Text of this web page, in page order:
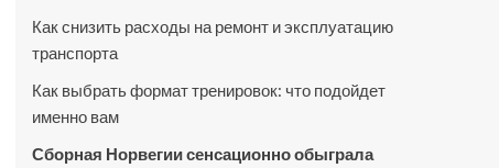
Как снизить расходы на ремонт и эксплуатацию
транспорта
Как выбрать формат тренировок: что подойдет
именно вам
Сборная Норвегии сенсационно обыграла